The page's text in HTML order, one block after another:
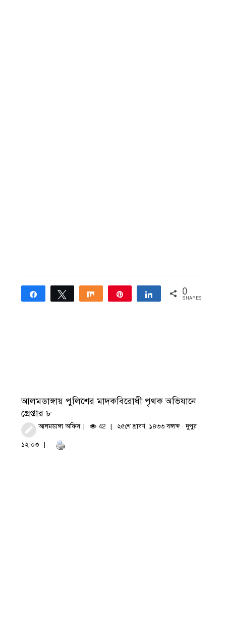
Share Tweet Share Share 0
SHARES
আলমডাঙ্গায় পুলিশের মাদকবিরোধী পৃথক অভিযানে
গ্রেপ্তার ৮
আলমডাঙ্গা অফিস 42 ২৫শে শ্রাবণ, ১৪৩৩ বঙ্গাব্দ · দুপুর
১২:০৩